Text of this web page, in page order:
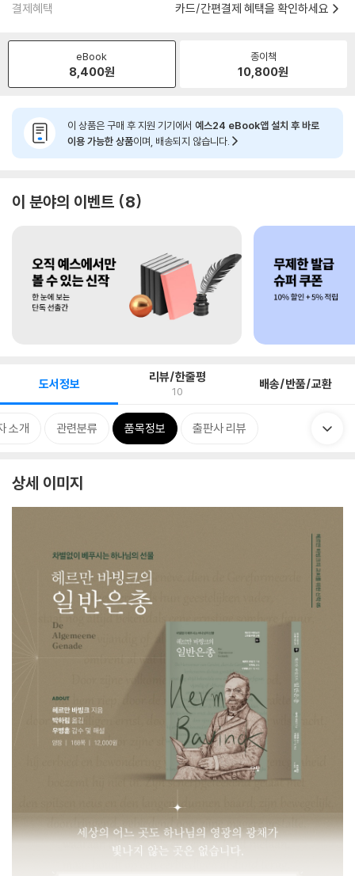
결제혜택 카드/간편결제 혜택을 확인하세요
eBook
8,400원
종이책
10,800원
이 상품은 구매 후 지원 기기에서 예스24 eBook앱 설치 후 바로
이용 가능한 상품이며, 배송되지 않습니다.
이 분야의 이벤트 8
도서정보 리뷰/한줄평
10 배송/반품/교환
소개 관련분류 품목정보 출판사 리뷰
상세 이미지